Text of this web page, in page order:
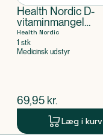
Health Nordic D-
vitaminmangel
Hjemmetest
Health Nordic
1 stk
Medicinsk udstyr
$nuværende pris
69,95 kr.
Læg i kurv